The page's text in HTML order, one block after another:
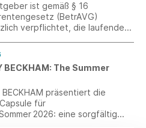
ist gemäß § 16
(BetrAVG)
verpflichtet, die laufenden
und nach billigem Ermessen
Anpassung zu entscheiden. Ein
für diese Entscheidung ist die
des jeweiligen
BECKHAM: The Summer
BECKHAM präsentiert die
für
2026: eine sorgfältig